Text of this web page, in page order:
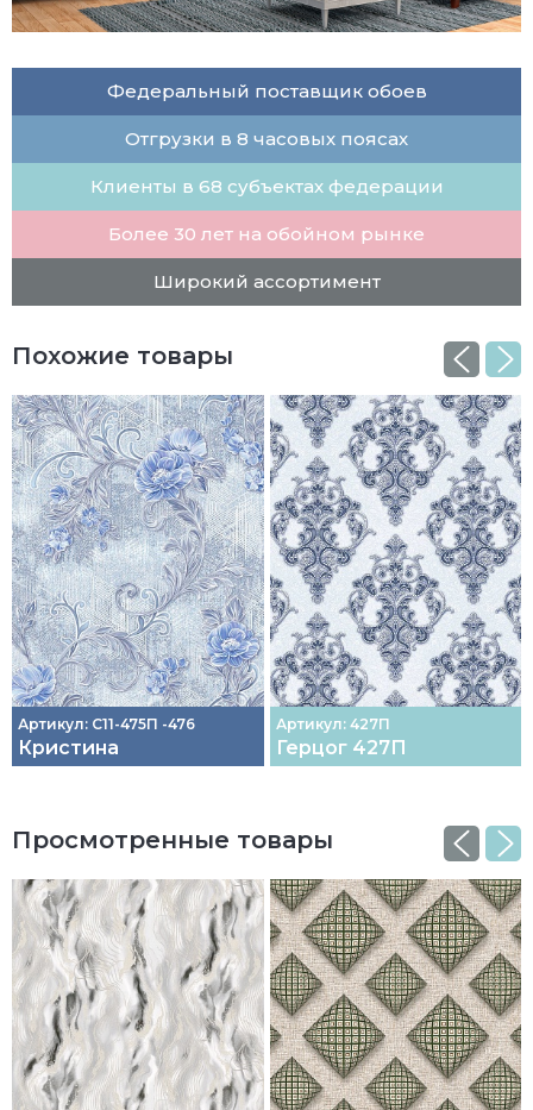
Федеральный поставщик обоев
Отгрузки в 8 часовых поясах
Клиенты в 68 субъектах федерации
Более 30 лет на обойном рынке
Широкий ассортимент
Похожие товары
Артикул: С11-475П -476
Кристина
Артикул: 427П
Герцог 427П
Просмотренные товары